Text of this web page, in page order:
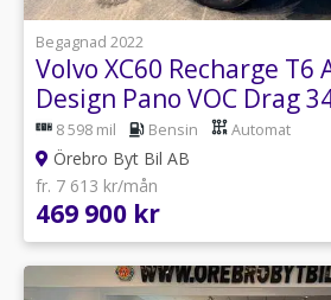
Begagnad 2022
Volvo XC60 Recharge T6
Design Pano VOC Drag
8 598 mil Bensin Automat
Örebro Byt Bil AB
fr. 7 613 kr/mån
469 900 kr